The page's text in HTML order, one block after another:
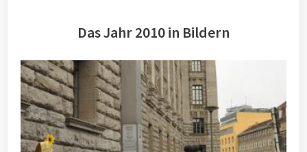
Das Jahr 2010 in Bildern